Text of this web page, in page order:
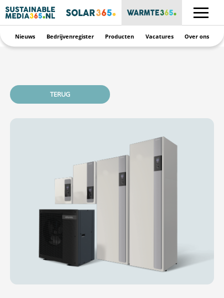
Nieuws Bedrijvenregister Producten Vacatures Over ons
TERUG